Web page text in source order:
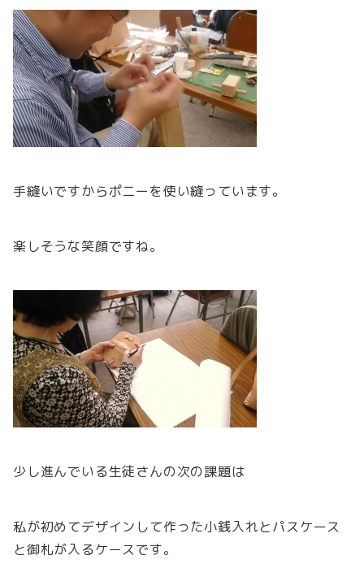
手縫いですからポニーを使い縫っています。
楽しそうな笑顔ですね。
少し進んでいる生徒さんの次の課題は
私が初めてデザインして作った小銭入れとパスケース
と御札が入るケースです。